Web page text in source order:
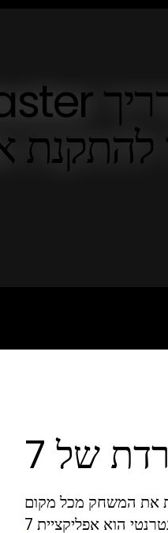
להתקנת
את המשחק מכל מקום
ובכל זמן. אחד הכלים המובילים בשוק הפוקר האינטרנטי הוא אפליקציית 7XL. אם אתם מעוניינים להצטרף לאלפי